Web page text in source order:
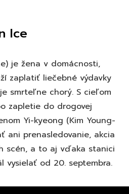
Ice
je žena v domácnosti,
zaplatiť liečebné výdavky
smrteľne chorý. S cieľom
zapletie do drogovej
Yi-kyeong (Kim Young-
ani prenasledovanie, akcia
scén, a to aj vďaka stanici
vysielať od 20. septembra.